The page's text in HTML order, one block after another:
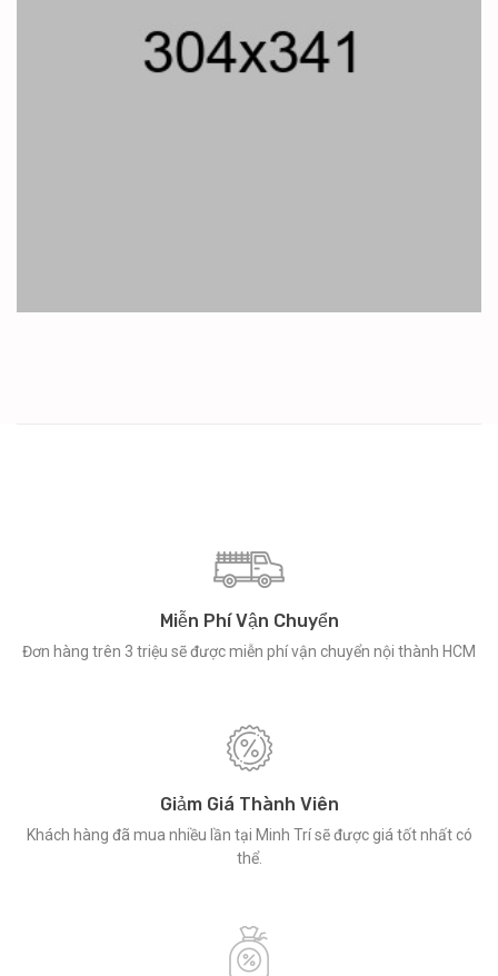
Miễn Phí Vận Chuyển
Đơn hàng trên 3 triệu sẽ được miễn phí vận chuyển nội thành HCM
Giảm Giá Thành Viên
Khách hàng đã mua nhiều lần tại Minh Trí sẽ được giá tốt nhất có
thể.